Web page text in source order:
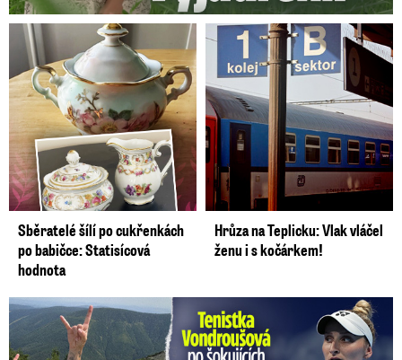
Sběratelé šílí po cukřenkách
po babičce: Statisícová
hodnota
Hrůza na Teplicku: Vlak vláčel
ženu i s kočárkem!
Vondroušová po šokujících odhaleních v kauze: Záhadný vzkaz!